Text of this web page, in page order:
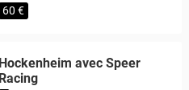
60 €
Hockenheim avec Speer
Racing